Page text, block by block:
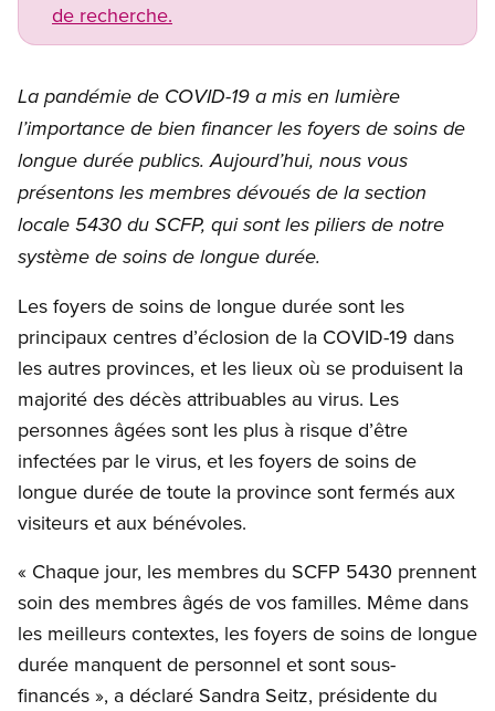
de recherche.
La pandémie de COVID-19 a mis en lumière
l’importance de bien financer les foyers de soins de
longue durée publics. Aujourd’hui, nous vous
présentons les membres dévoués de la section
locale 5430 du SCFP, qui sont les piliers de notre
système de soins de longue durée.
Les foyers de soins de longue durée sont les
principaux centres d’éclosion de la COVID-19 dans
les autres provinces, et les lieux où se produisent la
majorité des décès attribuables au virus. Les
personnes âgées sont les plus à risque d’être
infectées par le virus, et les foyers de soins de
longue durée de toute la province sont fermés aux
visiteurs et aux bénévoles.
« Chaque jour, les membres du SCFP 5430 prennent
soin des membres âgés de vos familles. Même dans
les meilleurs contextes, les foyers de soins de longue
durée manquent de personnel et sont sous-
financés », a déclaré Sandra Seitz, présidente du